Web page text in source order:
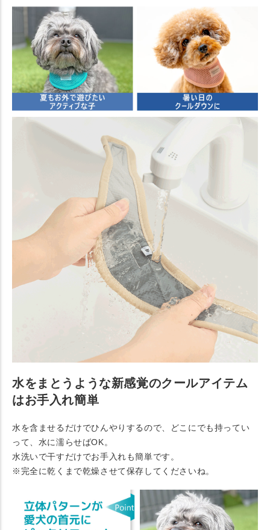
水をまとうような新感覚のクールアイテム
はお手入れ簡単
水を含ませるだけでひんやりするので、どこにでも持ってい
って、水に濡らせばOK。
水洗いで干すだけでお手入れも簡単です。
※完全に乾くまで乾燥させて保存してくださいね。